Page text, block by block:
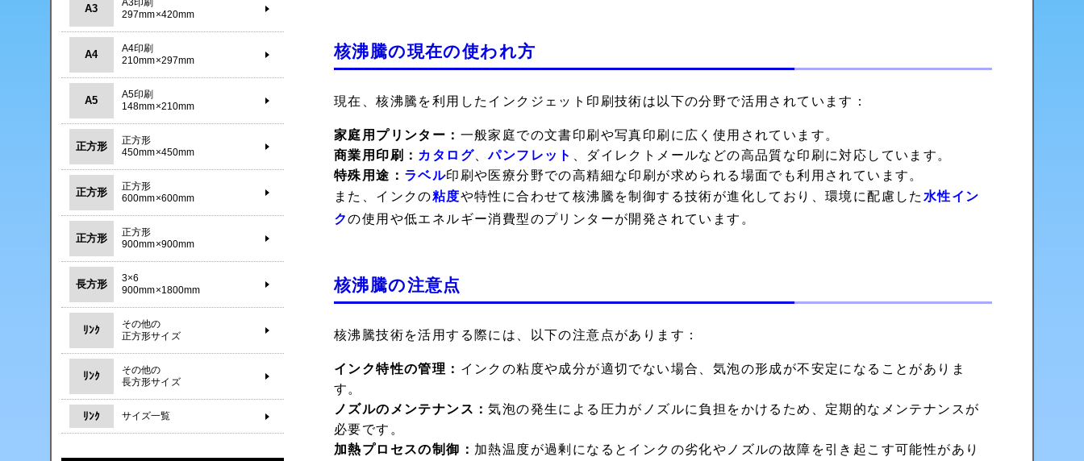
核沸騰の現在の使われ方
現在、核沸騰を利用したインクジェット印刷技術は以下の分野で活用されています：
家庭用プリンター： 一般家庭での文書印刷や写真印刷に広く使用されています。
商業用印刷： カタログ 、パンフレット
、ダイレクトメールなどの高品質な印刷に対応しています。
特殊用途： ラベル印刷や医療分野での高精細な印刷が求められる場面でも利用されています。
また、インクの粘度や特性に合わせて核沸騰を制御する技術が進化しており、環境に配慮した 水性イン
クの使用や低エネルギー消費型のプリンターが開発されています。
核沸騰の注意点
核沸騰技術を活用する際には、以下の注意点があります：
インク特性の管理： インクの粘度や成分が適切でない場合、気泡の形成が不安定になることがありま
す。
ノズルのメンテナンス：気泡の発生による圧力がノズルに負担をかけるため、定期的なメンテナンスが
必要です。
加熱プロセスの制御： 加熱温度が過剰になるとインクの劣化やノズルの故障を引き起こす可能性があり
A3
A3印刷
297mm×420mm
A4
A4印刷
210mm×297mm
A5
A5印刷
148mm×210mm
正方形
正方形
450mm×450mm
正方形
正方形
600mm×600mm
正方形
正方形
900mm×900mm
長方形
3×6
900mm×1800mm
ﾘﾝｸ
その他の
正方形サイズ
ﾘﾝｸ
その他の
長方形サイズ
ﾘﾝｸ サイズ一覧